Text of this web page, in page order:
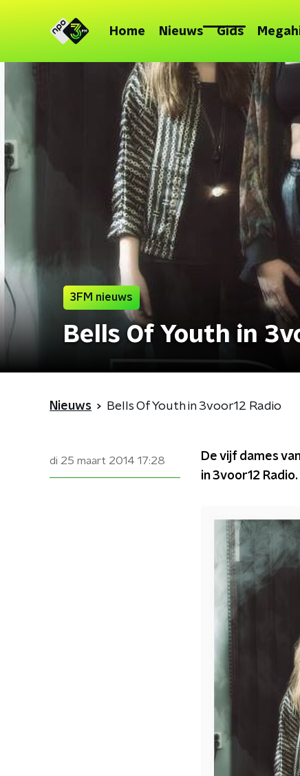
Home Nieuws Gids
3FM nieuws
Bells Of Youth in
Nieuws Bells Of Youth in 3voor12 Radio
di 25 maart 2014 17:28
De vijf dames
in 3voor12 Radio.